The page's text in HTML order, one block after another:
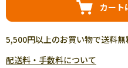
カート
5,500円以上のお買い物で送料無
配送料・手数料について